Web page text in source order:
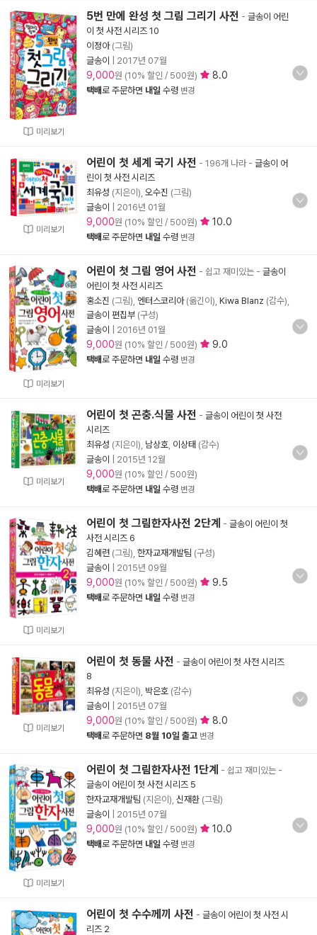
미리보기
5번 만에 완성 첫 그림 그리기 사전 - 글송이 어린
이 첫 사전 시리즈 10
이정아(그림)
글송이
2017년 07월
9,000원 (10% 할인 / 500원) 8.0
택배로 주문하면 내일 수령 변경
미리보기
어린이 첫 세계 국기 사전 - 196개 나라- 글송이 어
린이 첫 사전 시리즈
최유성 (지은이), 오수진 (그림)
글송이
2016년 01월
9,000원 (10% 할인 / 500원) 10.0
택배로 주문하면 내일 수령 변경
미리보기
어린이 첫 그림 영어 사전 - 쉽고 재미있는 - 글송이
어린이 첫 사전 시리즈
홍소진 (그림), 엔터스코리아(옮긴이), Kiwa Blanz (감수),
글송이 편집부 (구성)
글송이
2016년 01월
9,000원 (10% 할인 / 500원) 9.0
택배로 주문하면 내일 수령 변경
미리보기
어린이 첫 곤충.식물 사전 - 글송이 어린이 첫 사전
시리즈
최유성 (지은이), 남상호 이상태 (감수)
글송이
2015년 12월
9,000원 (10% 할인 / 500원)
택배로 주문하면 내일 수령 변경
미리보기
어린이 첫 그림한자사전 2단계 - 글송이 어린이 첫
사전 시리즈 6
김혜련 (그림), 한자교재개발팀 (구성)
글송이
2015년 09월
9,000원 (10% 할인 / 500원) 9.5
택배로 주문하면 내일 수령 변경
미리보기
어린이 첫 동물 사전 - 글송이 어린이 첫 사전 시리즈
8
최유성 (지은이), 박은호 (감수)
글송이
2015년 07월
9,000원 (10% 할인 / 500원) 8.0
택배로 주문하면 8월 10일 출고 변경
미리보기
어린이 첫 그림한자사전 1단계 - 쉽고 재미있는 -
글송이 어린이 첫 사전 시리즈 5
한자교재개발팀 (지은이), 신재환 (그림)
글송이
2015년 07월
9,000원 (10% 할인 / 500원) 10.0
택배로 주문하면 내일 수령 변경
어린이 첫 수수께끼 사전 - 글송이 어린이 첫 사전 시
리즈 2